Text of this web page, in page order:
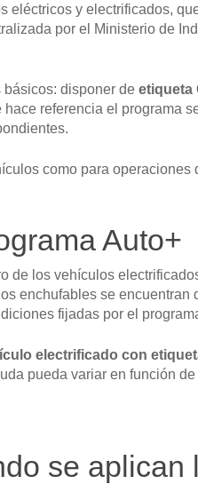
eléctricos y electrificados,
por el Ministerio de
disponer de etiqueta
referencia el programa
como para operaciones
Auto+
de los vehículos
enchufables se encuentran
fijadas por el
electrificado con
pueda variar en función
se aplican